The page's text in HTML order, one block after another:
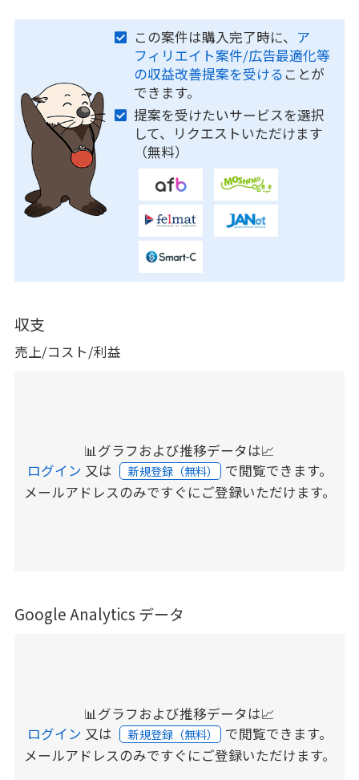
この案件は購入完了時に、 ア
フィリエイト案件/広告最適化等
の収益改善提案を受ける ことが
できます。
提案を受けたいサービスを選択
して、リクエストいただけます
（無料）
収支
売上/コスト/利益
📊グラフおよび推移データは📈
ログイン 又は 新規登録（無料） で閲覧できます。
メールアドレスのみですぐにご登録いただけます。
Google Analytics データ
📊グラフおよび推移データは📈
ログイン 又は 新規登録（無料） で閲覧できます。
メールアドレスのみですぐにご登録いただけます。